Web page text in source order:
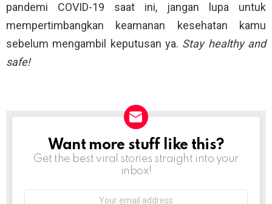
pandemi COVID-19 saat ini, jangan lupa untuk
mempertimbangkan keamanan kesehatan kamu
sebelum mengambil keputusan ya. Stay healthy and
safe!
NEWSLETTER
Want more stuff like this?
Get the best viral stories straight into your
inbox!